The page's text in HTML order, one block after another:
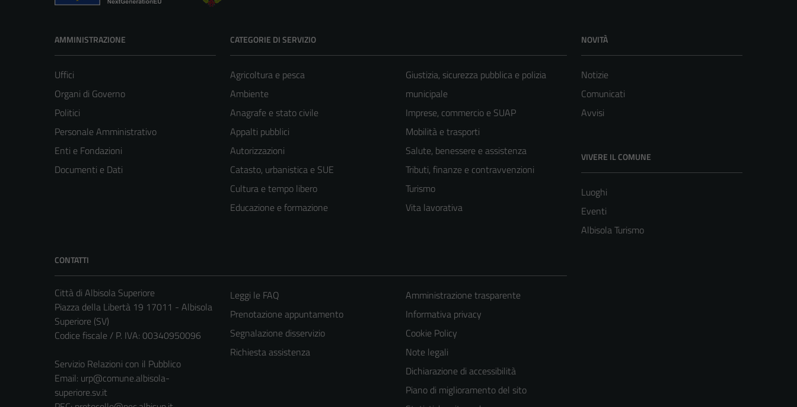
AMMINISTRAZIONE
Uffici
Organi di Governo
Politici
Personale Amministrativo
Enti e Fondazioni
Documenti e Dati
CATEGORIE DI SERVIZIO
Agricoltura e pesca
Ambiente
Anagrafe e stato civile
Appalti pubblici
Autorizzazioni
Catasto, urbanistica e SUE
Cultura e tempo libero
Educazione e formazione
Giustizia, sicurezza pubblica e polizia
municipale
Imprese, commercio e SUAP
Mobilità e trasporti
Salute, benessere e assistenza
Tributi, finanze e contravvenzioni
Turismo
Vita lavorativa
NOVITÀ
Notizie
Comunicati
Avvisi
VIVERE IL COMUNE
Luoghi
Eventi
Albisola Turismo
CONTATTI
Città di Albisola Superiore
Piazza della Libertà 19 17011 - Albisola
Superiore (SV)
Codice fiscale / P. IVA: 00340950096
Servizio Relazioni con il Pubblico
Email: urp@comune.albisola-
superiore.sv.it
Leggi le FAQ
Prenotazione appuntamento
Segnalazione disservizio
Richiesta assistenza
Amministrazione trasparente
Informativa privacy
Cookie Policy
Note legali
Dichiarazione di accessibilità
Piano di miglioramento del sito
Tecnici
Questi cookie
sono necessari
per il